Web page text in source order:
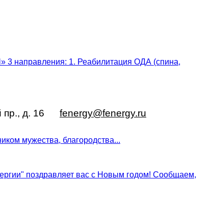
направления: 1. Реабилитация ОДА (спина,
мужества, благородства...
поздравляет вас с Новым годом! Сообщаем,
пр., д. 16 fenergy@fenergy.ru